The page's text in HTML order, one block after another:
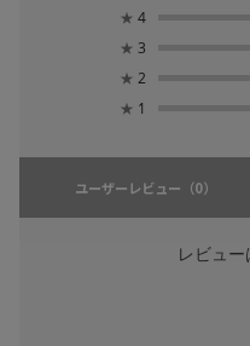
★ 4
★ 3
★ 2
★ 1
ユーザーレビュー （0）
レビュー